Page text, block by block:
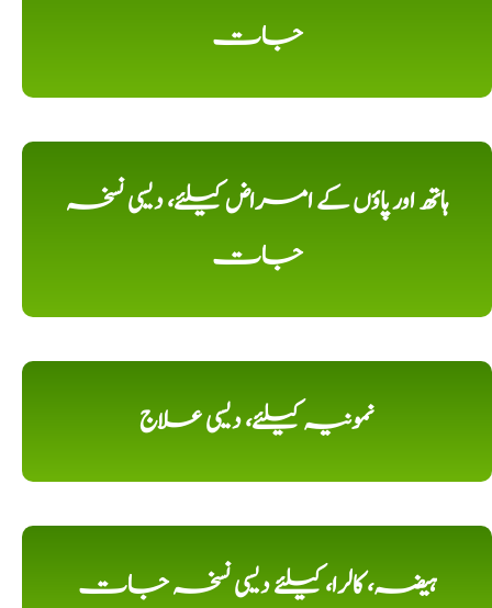
جات
ہاتھ اور پاؤں کے امراض کیلئے، دیسی نسخہ
جات
نمونیہ کیلئے، دیسی علاج
ہیضہ، کالرا، کیلئے دیسی نسخہ جات